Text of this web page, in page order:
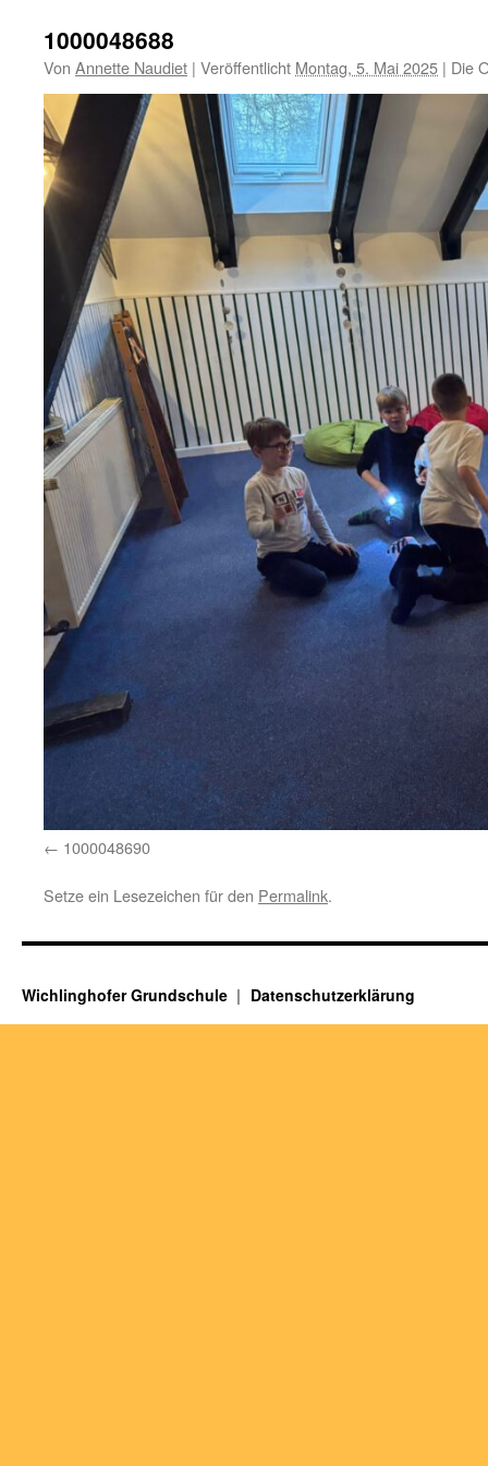
1000048688
Von Annette Naudiet | Veröffentlicht Montag, 5. Mai 2025 | Die
1000048690
Setze ein Lesezeichen für den Permalink.
Wichlinghofer Grundschule Datenschutzerklärung